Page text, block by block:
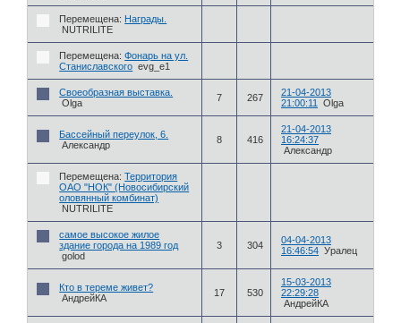
Перемещена: Награды.
NUTRILITE
Перемещена: Фонарь на ул.
Станиславского evg_e1
Своеобразная выставка.
Olga
7 267
21-04-2013
21:00:11
Olga
Бассейный переулок, 6.
Александр
8 416
21-04-2013
16:24:37
Александр
Перемещена: Территория
ОАО "НОК" (Новосибирский
оловянный комбинат)
NUTRILITE
самое высокое жилое
здание города на 1989 год
golod
3 304
04-04-2013
16:46:54 Уралец
Кто в тереме живет?
АндрейКА
17 530
15-03-2013
22:29:28
АндрейКА